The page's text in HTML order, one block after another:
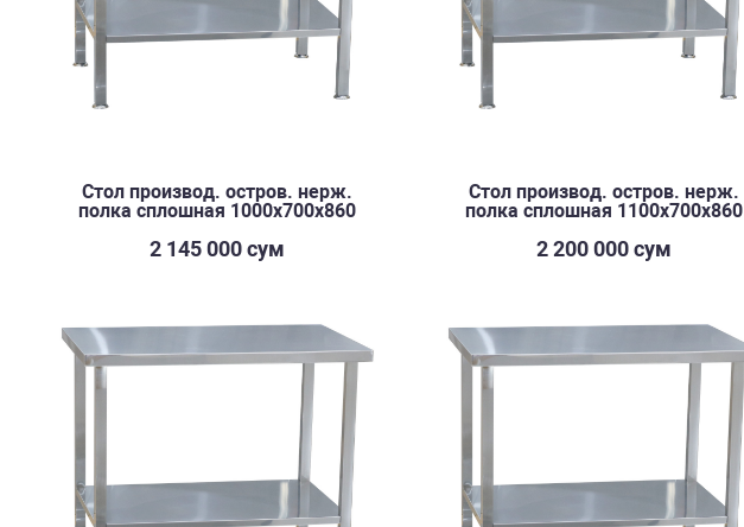
Стол производ. остров. нерж.
полка сплошная 1000х700х860
2 145 000 сум
Стол производ. остров. нерж.
полка сплошная 1100х700х860
2 200 000 сум